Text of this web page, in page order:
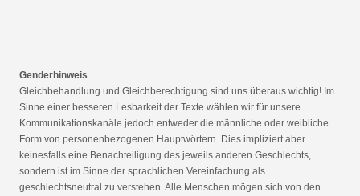
Genderhinweis
Gleichbehandlung und Gleichberechtigung sind uns überaus wichtig! Im
Sinne einer besseren Lesbarkeit der Texte wählen wir für unsere
Kommunikationskanäle jedoch entweder die männliche oder weibliche
Form von personenbezogenen Hauptwörtern. Dies impliziert aber
keinesfalls eine Benachteiligung des jeweils anderen Geschlechts,
sondern ist im Sinne der sprachlichen Vereinfachung als
geschlechtsneutral zu verstehen. Alle Menschen mögen sich von den